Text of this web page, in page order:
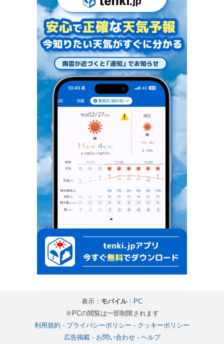
表示： モバイル｜ PC
※PCの閲覧は一部制限されます
利用規約 - プライバシーポリシー - クッキーポリシー
広告掲載- お問い合わせ- ヘルプ